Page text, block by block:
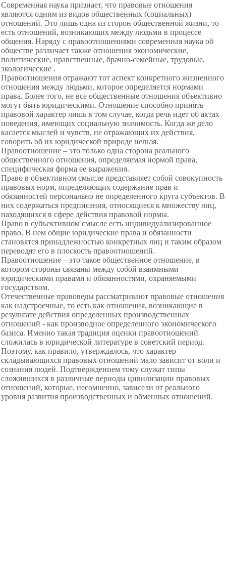
Современная наука признает, что правовые отношения
являются одним из видов общественных (социальных)
отношений. Это лишь одна из сторон общественной жизни, то
есть отношений, возникающих между людьми в процессе
общения. Наряду с правоотношениями современная наука об
обществе различает также отношения экономические,
политические, нравственные, брачно-семейные, трудовые,
экологические .
Правоотношения отражают тот аспект конкретного жизненного
отношения между людьми, которое определяется нормами
права. Более того, не все общественные отношения объективно
могут быть юридическими. Отношение способно принять
правовой характер лишь в том случае, когда речь идет об актах
поведения, имеющих социальную значимость. Когда же дело
касается мыслей и чувств, не отражающих их действия,
говорить об их юридической природе нельзя.
Правоотношение – это только одна сторона реального
общественного отношения, определяемая нормой права,
специфическая форма ее выражения.
Право в объективном смысле представляет собой совокупность
правовых норм, определяющих содержание прав и
обязанностей персонально не определенного круга субъектов. В
них содержаться предписания, относящиеся к множеству лиц,
находящихся в сфере действия правовой нормы.
Право в субъективном смысле есть индивидуализированное
право. В нем общие юридические права и обязанности
становятся принадлежностью конкретных лиц и таким образом
переводят его в плоскость правоотношений.
Правоотношение – это такое общественное отношение, в
котором стороны связаны между собой взаимными
юридическими правами и обязанностями, охраняемыми
государством.
Отечественные правоведы рассматривают правовые отношения
как надстроечные, то есть как отношения, возникающие в
результате действия определенных производственных
отношений - как производное определенного экономического
базиса. Именно такая традиция оценки правоотношений
сложилась в юридической литературе в советский период.
Поэтому, как правило, утверждалось, что характер
складывающихся правовых отношений мало зависит от воли и
сознания людей. Подтверждением тому служат типы
сложившихся в различные периоды цивилизации правовых
отношений, которые, несомненно, зависели от реального
уровня развития производственных и обменных отношений.